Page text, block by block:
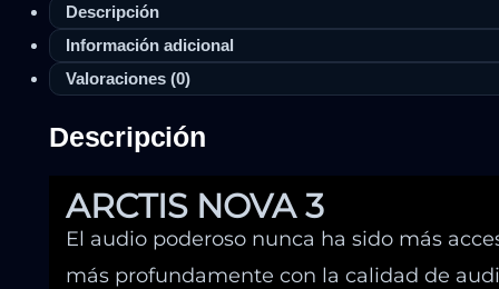
Descripción
Información adicional
Valoraciones (0)
Descripción
ARCTIS NOVA 3
El audio poderoso nunca ha sido más
más profundamente con la calidad de